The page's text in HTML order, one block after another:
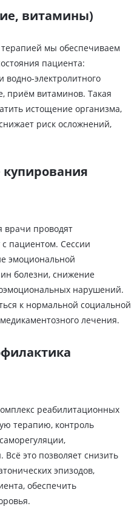
витамины)
мы обеспечиваем
пациента:
электролитного
приём витаминов. Такая
истощение организма,
риск осложнений,
купирования
врачи проводят
пациентом. Сессии
эмоциональной
болезни, снижение
нарушений.
к нормальной социальной
лечения.
реабилитационных
терапию, контроль
это позволяет снизить
эпизодов,
обеспечить